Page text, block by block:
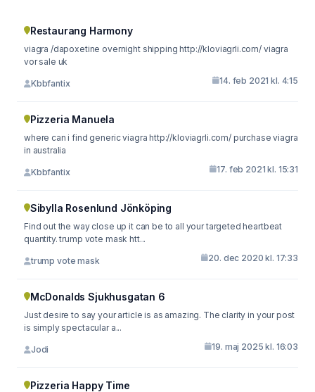
Restaurang Harmony
viagra /dapoxetine overnight shipping http://kloviagrli.com/ viagra
vor sale uk
Kbbfantix 14. feb 2021 kl. 4:15
Pizzeria Manuela
where can i find generic viagra http://kloviagrli.com/ purchase viagra
in australia
Kbbfantix 17. feb 2021 kl. 15:31
Sibylla Rosenlund Jönköping
Find out the way close up it can be to all your targeted heartbeat
quantity. trump vote mask htt...
trump vote mask 20. dec 2020 kl. 17:33
McDonalds Sjukhusgatan 6
Just desire to say your article is as amazing. The clarity in your post
is simply spectacular a...
Jodi 19. maj 2025 kl. 16:03
Pizzeria Happy Time